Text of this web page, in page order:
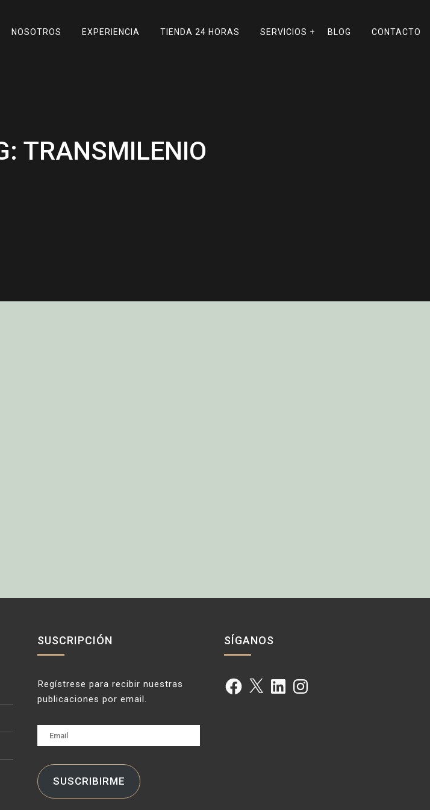
NOSOTROS EXPERIENCIA TIENDA 24 HORAS SERVICIOS BLOG CONTACTO
TRANSMILENIO
SUSCRIPCIÓN
Regístrese para recibir nuestras
publicaciones por email.
Email
SUSCRIBIRME
SÍGANOS
Facebook
X LinkedInInstagram